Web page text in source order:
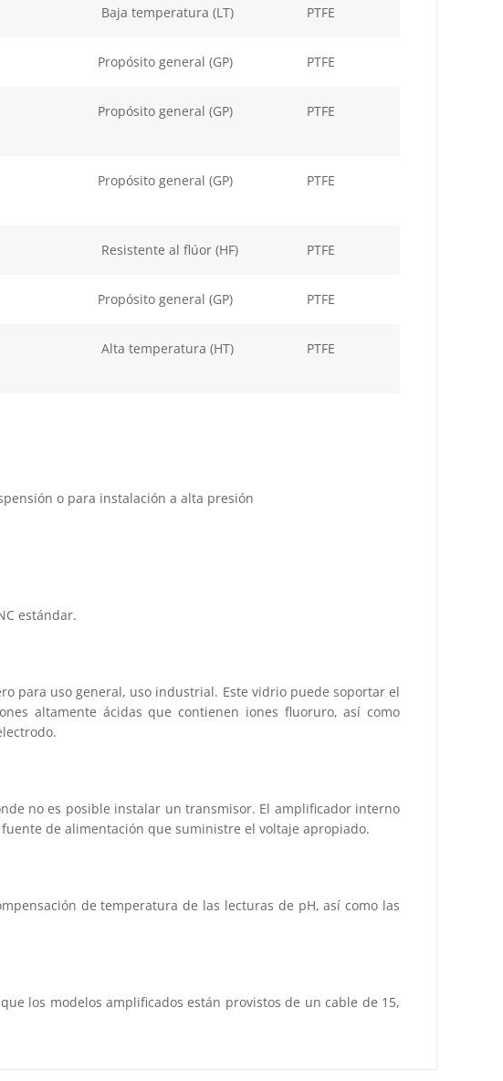
Baja temperatura (LT) PTFE
Propósito general (GP) PTFE
Propósito general (GP) PTFE
Propósito general (GP) PTFE
Resistente al flúor (HF) PTFE
Propósito general (GP) PTFE
Alta temperatura (HT) PTFE
o para instalación a alta presión
estándar.
para uso general, uso industrial. Este vidrio puede soportar el
altamente ácidas que contienen iones fluoruro, así como
no es posible instalar un transmisor. El amplificador interno
de alimentación que suministre el voltaje apropiado.
de temperatura de las lecturas de pH, así como las
los modelos amplificados están provistos de un cable de 15,